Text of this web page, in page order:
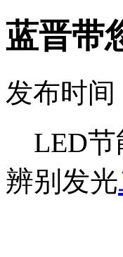
蓝晋带
发布时间
LED节
辨别发光